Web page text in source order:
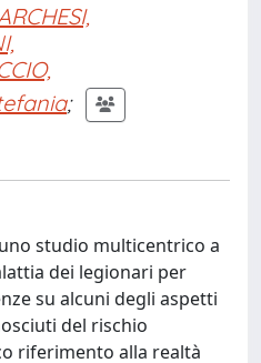
;
studio multicentrico a
dei legionari per
su alcuni degli aspetti
del rischio
riferimento alla realtà